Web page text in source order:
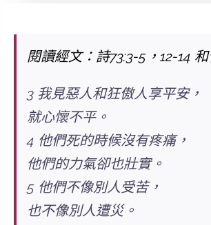
閱讀經文：詩73:3-5，12-14
3 我見惡人和狂傲人享平安，
就心懷不平。
4 他們死的時候沒有疼痛，
他們的力氣卻也壯實。
5 他們不像別人受苦，
也不像別人遭災。